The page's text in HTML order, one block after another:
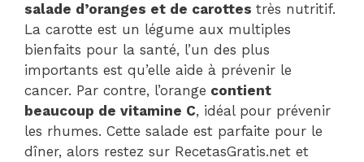
salade d’oranges et de carottes très nutritif.
La carotte est un légume aux multiples
bienfaits pour la santé, l’un des plus
importants est qu’elle aide à prévenir le
cancer. Par contre, l’orange contient
beaucoup de vitamine C, idéal pour prévenir
les rhumes. Cette salade est parfaite pour le
dîner, alors restez sur RecetasGratis.net et